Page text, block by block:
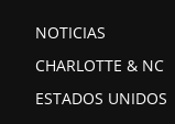
NOTICIAS
CHARLOTTE & NC
ESTADOS UNIDOS